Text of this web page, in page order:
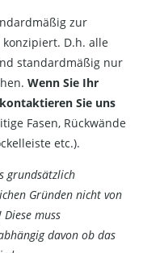
zur
D.h. alle
standardmäßig nur
Wenn Sie Ihr
Sie uns
Fasen, Rückwände
etc.).
grundsätzlich
Gründen nicht von
muss
davon ob das